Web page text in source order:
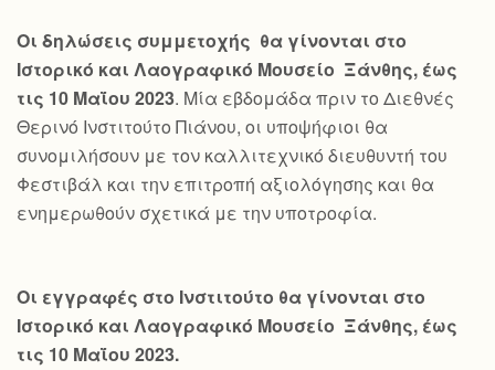
Οι δηλώσεις συμμετοχής θα γίνονται στο
Ιστορικό και Λαογραφικό Μουσείο Ξάνθης, έως
τις 10 Μαΐου 2023. Μία εβδομάδα πριν το Διεθνές
Θερινό Ινστιτούτο Πιάνου, οι υποψήφιοι θα
συνομιλήσουν με τον καλλιτεχνικό διευθυντή του
Φεστιβάλ και την επιτροπή αξιολόγησης και θα
ενημερωθούν σχετικά με την υποτροφία.
Οι εγγραφές στο Ινστιτούτο θα γίνονται στο
Ιστορικό και Λαογραφικό Μουσείο Ξάνθης, έως
τις 10 Μαΐου 2023.